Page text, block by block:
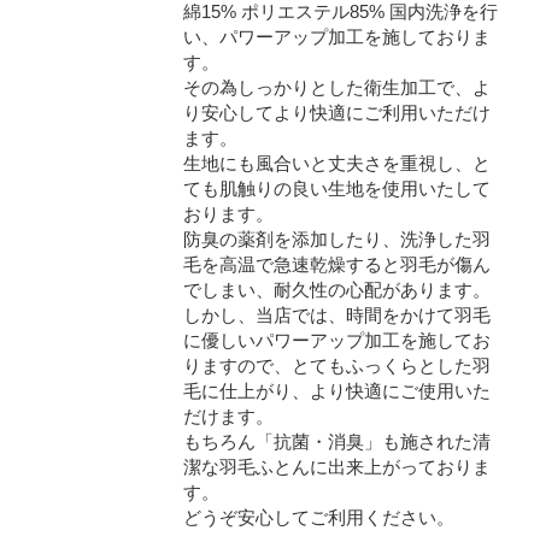
綿15% ポリエステル85% 国内洗浄を行
い、パワーアップ加工を施しておりま
す。
その為しっかりとした衛生加工で、よ
り安心してより快適にご利用いただけ
ます。
生地にも風合いと丈夫さを重視し、と
ても肌触りの良い生地を使用いたして
おります。
防臭の薬剤を添加したり、洗浄した羽
毛を高温で急速乾燥すると羽毛が傷ん
でしまい、耐久性の心配があります。
しかし、当店では、時間をかけて羽毛
に優しいパワーアップ加工を施してお
りますので、とてもふっくらとした羽
毛に仕上がり、より快適にご使用いた
だけます。
もちろん「抗菌・消臭」も施された清
潔な羽毛ふとんに出来上がっておりま
す。
どうぞ安心してご利用ください。